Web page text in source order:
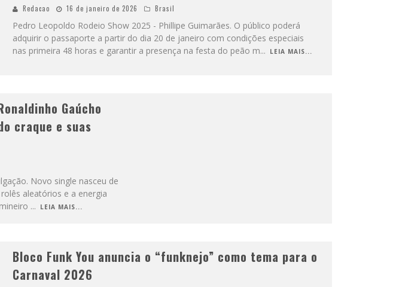
Redacao 16 de janeiro de 2026 Brasil
Pedro Leopoldo Rodeio Show 2025 - Phillipe Guimarães. O público poderá
adquirir o passaporte a partir do dia 20 de janeiro com condições especiais
nas primeira 48 horas e garantir a presença na festa do peão m... LEIA MAIS...
Gaúcho
craque e suas
Novo single nasceu de
aleatórios e a energia
... LEIA MAIS...
Bloco Funk You anuncia o “funknejo” como tema para o
Carnaval 2026